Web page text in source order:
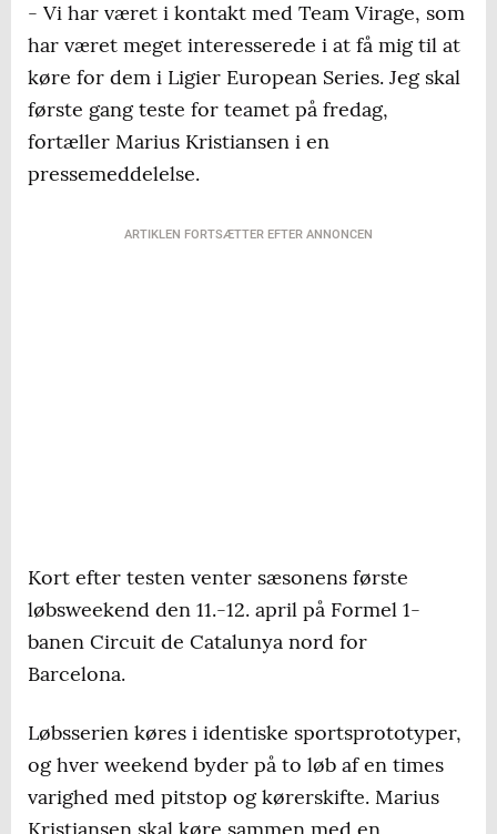
- Vi har været i kontakt med Team Virage, som
har været meget interesserede i at få mig til at
køre for dem i Ligier European Series. Jeg skal
første gang teste for teamet på fredag,
fortæller Marius Kristiansen i en
pressemeddelelse.
ARTIKLEN FORTSÆTTER EFTER ANNONCEN
Kort efter testen venter sæsonens første
løbsweekend den 11.-12. april på Formel 1-
banen Circuit de Catalunya nord for
Barcelona.
Løbsserien køres i identiske sportsprototyper,
og hver weekend byder på to løb af en times
varighed med pitstop og kørerskifte. Marius